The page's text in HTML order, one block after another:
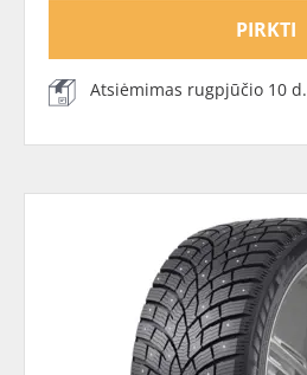
PIRKTI
Atsiėmimas rugpjūčio 10 d.